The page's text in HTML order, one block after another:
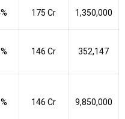
₹175 Cr 1,350,000
₹146 Cr 352,147
₹146 Cr 9,850,000